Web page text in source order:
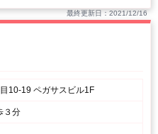
最終更新日：2021/12/16
10-19 ペガサスビル1F
３分